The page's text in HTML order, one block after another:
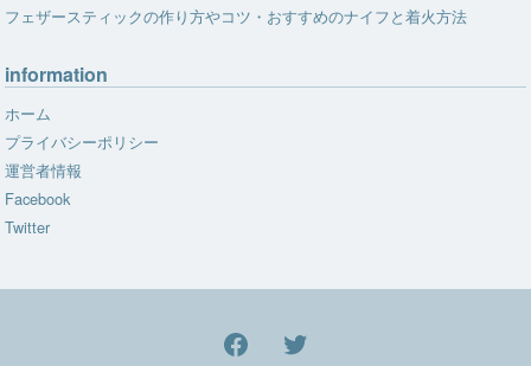
フェザースティックの作り方やコツ・おすすめのナイフと着火方法
information
ホーム
プライバシーポリシー
運営者情報
Facebook
Twitter
facebook